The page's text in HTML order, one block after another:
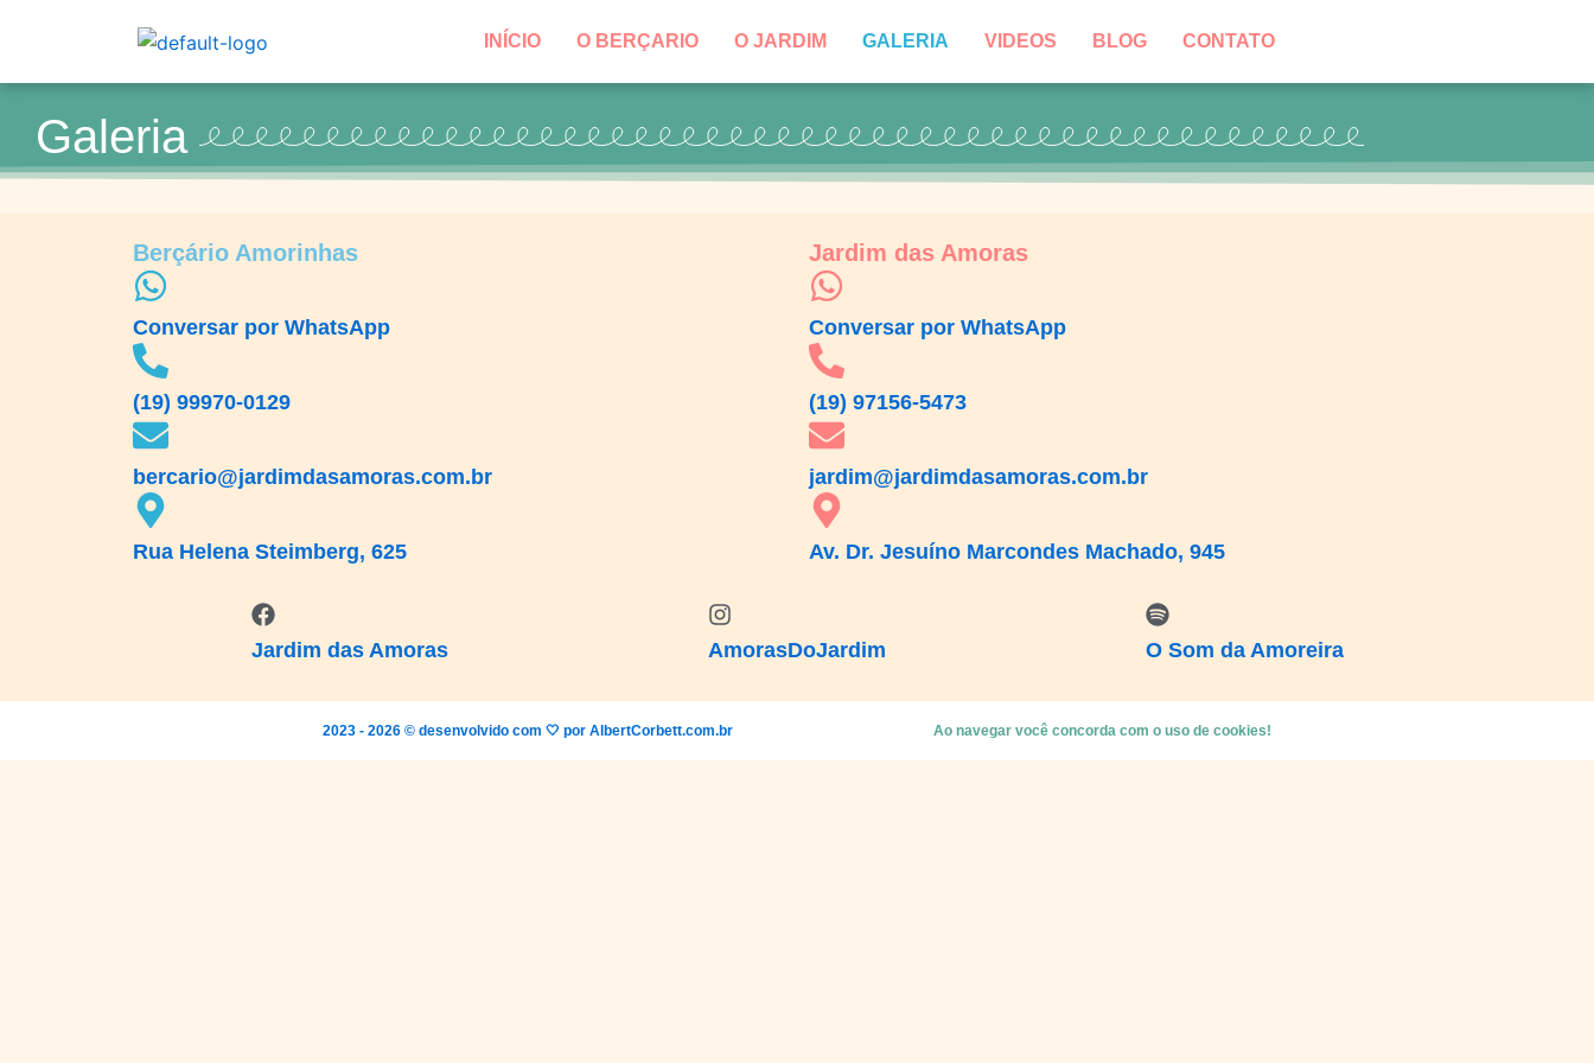
INÍCIO O BERÇARIO O JARDIM GALERIA VIDEOS BLOG CONTATO
Galeria
Berçário Amorinhas
Conversar por WhatsApp
(19) 99970-0129
bercario@jardimdasamoras.com.br
Rua Helena Steimberg, 625
Jardim das Amoras
Conversar por WhatsApp
(19) 97156-5473
jardim@jardimdasamoras.com.br
Av. Dr. Jesuíno Marcondes Machado, 945
Jardim das Amoras AmorasDoJardim O Som da Amoreira
2023 - 2026 © desenvolvido com 🤍 por AlbertCorbett.com.br Ao navegar você concorda com o uso de cookies!